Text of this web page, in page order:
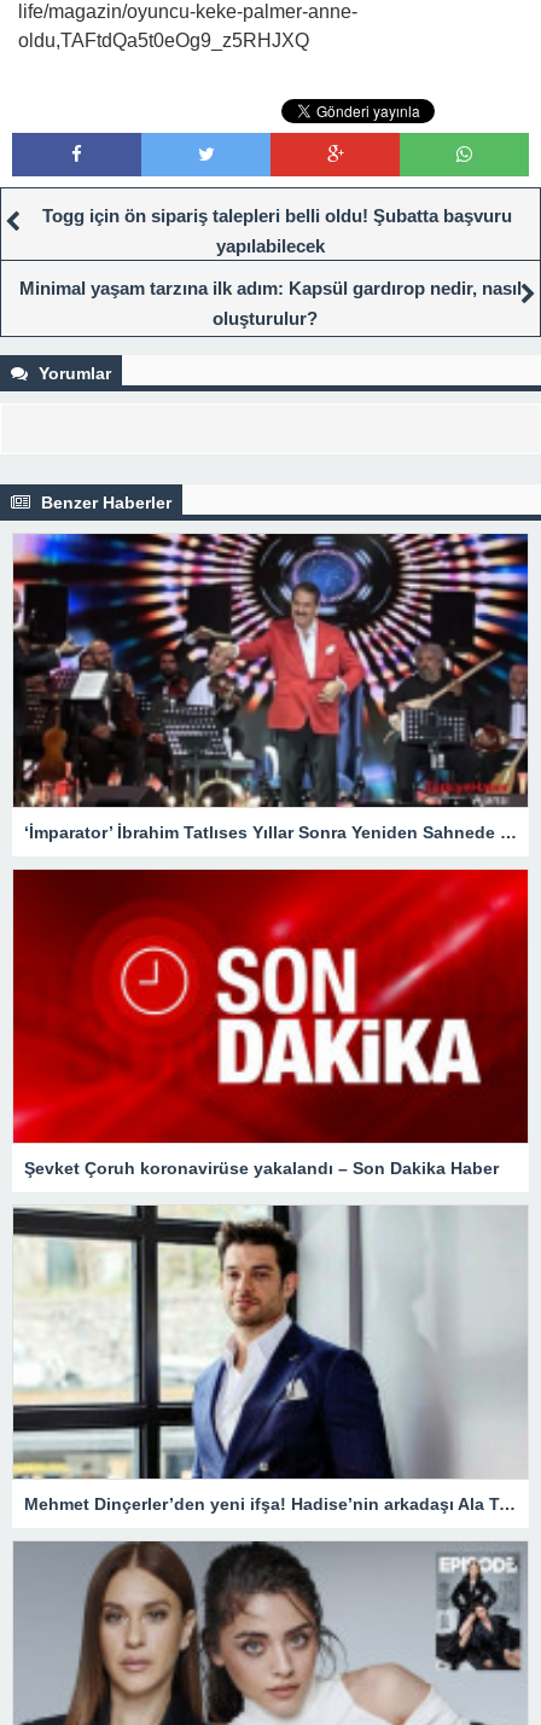
life/magazin/oyuncu-keke-palmer-anne-
oldu,TAFtdQa5t0eOg9_z5RHJXQ
Togg için ön sipariş talepleri belli oldu! Şubatta başvuru
yapılabilecek
Minimal yaşam tarzına ilk adım: Kapsül gardırop nedir, nasıl
oluşturulur?
Yorumlar
Benzer Haberler
‘İmparator’ İbrahim Tatlıses Yıllar Sonra Yeniden Sahnede – Magazin
Şevket Çoruh koronavirüse yakalandı – Son Dakika Haber
Mehmet Dinçerler’den yeni ifşa! Hadise’nin arkadaşı Ala Tokel’e yürüdü…